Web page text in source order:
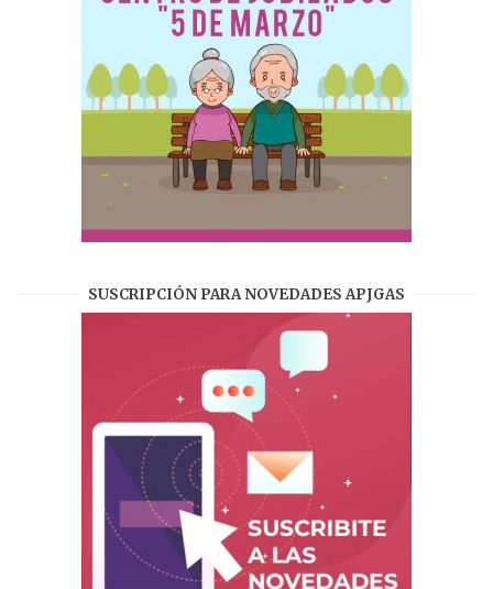
SUSCRIPCIÓN PARA NOVEDADES APJGAS